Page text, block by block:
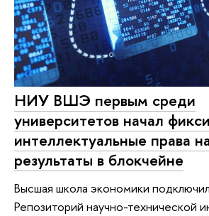
НИУ ВШЭ первым среди
университетов начал
интеллектуальные права
результаты в блокчейне
Высшая школа экономики
Репозиторий научно-технической